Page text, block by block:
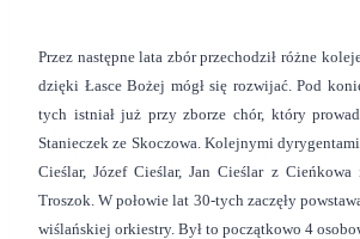
Przez następne lata zbór przechodził różne
dzięki Łasce Bożej mógł się rozwijać. Pod
tych istniał już przy zborze chór, który
Stanieczek ze Skoczowa. Kolejnymi
Cieślar, Józef Cieślar, Jan Cieślar z Cieńkowa
Troszok. W połowie lat 30-tych zaczęły
wiślańskiej orkiestry. Był to początkowo 4